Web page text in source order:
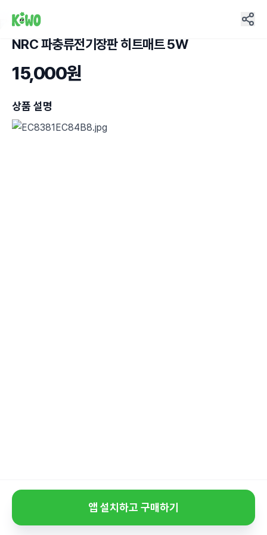
NRC 파충류전기장판 히트매트 5W
15,000원
상품 설명
앱 설치하고 구매하기